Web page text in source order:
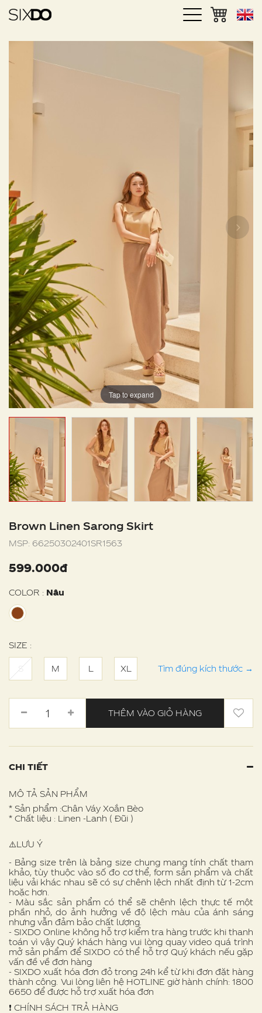
Tap to expand
Brown Linen Sarong Skirt
MSP: 66250302401SR1563
599.000đ
COLOR : Nâu
SIZE :
S M L XL Tìm đúng kích thước →
THÊM VÀO GIỎ HÀNG
CHI TIẾT
MÔ TẢ SẢN PHẨM
* Sản phẩm :Chân Váy Xoắn Bèo
* Chất liệu : Linen -Lanh ( Đũi )
⚠️LƯU Ý
- Bảng size trên là bảng size chung mang tính chất tham
khảo, tùy thuộc vào số đo cơ thể, form sản phẩm và chất
liệu vải khác nhau sẽ có sự chênh lệch nhất định từ 1-2cm
hoặc hơn.
- Màu sắc sản phẩm có thể sẽ chênh lệch thực tế một
phần nhỏ, do ảnh hưởng về độ lệch màu của ánh sáng
nhưng vẫn đảm bảo chất lượng.
- SIXDO Online không hỗ trợ kiểm tra hàng trước khi thanh
toán vì vậy Quý khách hàng vui lòng quay video quá trình
mở sản phẩm để SIXDO có thể hỗ trợ Quý khách nếu gặp
vấn đề về đơn hàng
- SIXDO xuất hóa đơn đỏ trong 24h kể từ khi đơn đặt hàng
thành công. Vui lòng liên hệ HOTLINE giờ hành chính: 1800
6650 để được hỗ trợ xuất hóa đơn
❗️ CHÍNH SÁCH TRẢ HÀNG